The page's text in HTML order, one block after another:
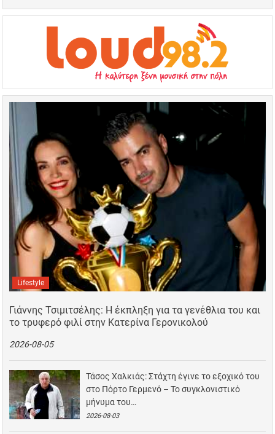
Lifestyle
Γιάννης Τσιμιτσέλης: Η έκπληξη για τα γενέθλια του και
το τρυφερό φιλί στην Κατερίνα Γερονικολού
2026-08-05
Τάσος Χαλκιάς: Στάχτη έγινε το εξοχικό του
στο Πόρτο Γερμενό – Το συγκλονιστικό
μήνυμα του…
2026-08-03